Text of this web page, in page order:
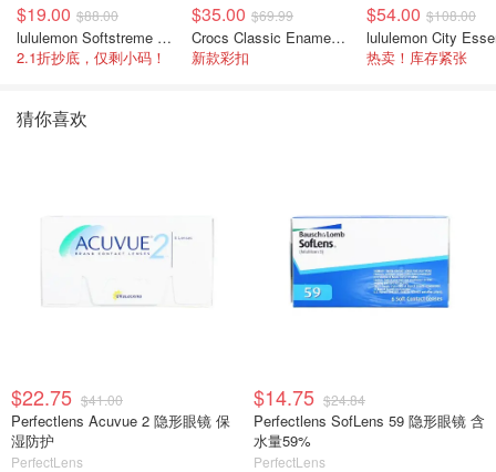
$19.00 $88.00
lululemon Softstreme 女士高腰短裤 10cm
2.1折抄底，仅剩小码！
$35.00 $69.99
Crocs Classic Enamel Buckle 卡骆驰布扣便鞋
新款彩扣
$54.00 $108.00
热卖！库存紧张
猜你喜欢
$22.75 $41.00
Perfectlens Acuvue 2 隐形眼镜 保
湿防护
PerfectLens
$14.75 $24.84
Perfectlens SofLens 59 隐形眼镜 含
水量59%
PerfectLens